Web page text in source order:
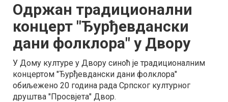
Одржан традиционални
концерт "Ђурђевдански
дани фолклора" у Двору
У Дому културе у Двору синоћ је традиционалним
концертом "Ђурђевдански дани фолклора"
обиљежено 20 година рада Српског културног
друштва "Просвјета" Двор.